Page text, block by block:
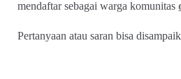
mendaftar sebagai warga komunitas
Pertanyaan atau saran bisa